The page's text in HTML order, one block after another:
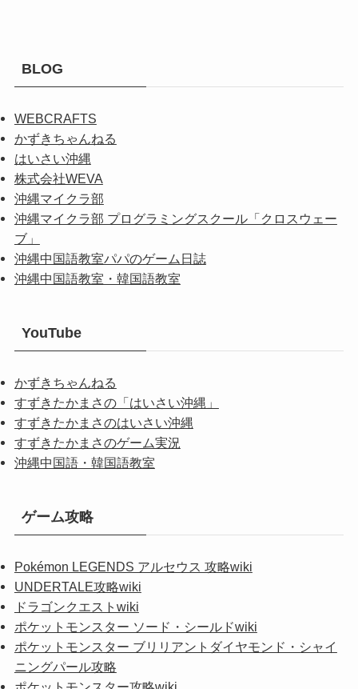
BLOG
WEBCRAFTS
かずきちゃんねる
はいさい沖縄
株式会社WEVA
沖縄マイクラ部
沖縄マイクラ部 プログラミングスクール「クロスウェー
ブ」
沖縄中国語教室パパのゲーム日誌
沖縄中国語教室・韓国語教室
YouTube
かずきちゃんねる
すずきたかまさの「はいさい沖縄」
すずきたかまさのはいさい沖縄
すずきたかまさのゲーム実況
沖縄中国語・韓国語教室
ゲーム攻略
Pokémon LEGENDS アルセウス 攻略wiki
UNDERTALE攻略wiki
ドラゴンクエストwiki
ポケットモンスター ソード・シールドwiki
ポケットモンスター ブリリアントダイヤモンド・シャイ
ニングパール攻略